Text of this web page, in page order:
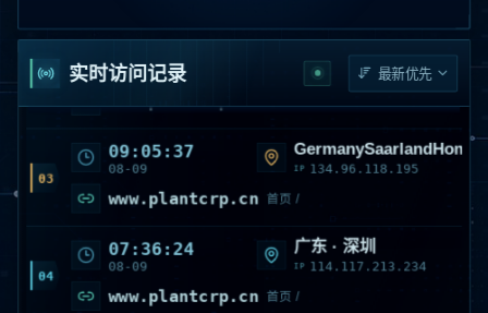
实时访问记录
02
15:41:08 美国 · California ·
216.73.216.145
www.plantcrp.cn
08-09 IP 134.96.118.195
08-09
广东 · 深圳
IP 114.117.213.234